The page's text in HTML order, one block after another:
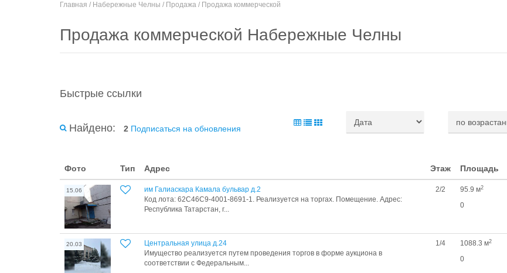
Главная / Набережные Челны / Продажа / Продажа коммерческой
Продажа коммерческой Набережные Челны
Быстрые ссылки
Найдено: 2 Подписаться на обновления
Фото Тип Адрес Этаж Площадь
15.06
им Галиаскара Камала бульвар д.2
Код лота: 62C46C9-4001-8691-1. Реализуется на торгах. Помещение. Адрес:
Республика Татарстан, г...
2/2 95.9 м2
0
20.03
Центральная улица д.24
Имущество реализуется путем проведения торгов в форме аукциона в
соответствии с Федеральным...
1/4 1088.3 м2
0